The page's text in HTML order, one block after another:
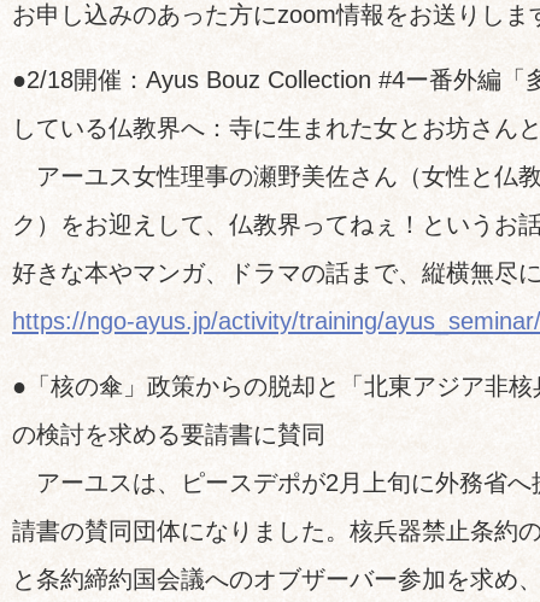
お申し込みのあった方にzoom情報をお送りしま
●2/18開催：Ayus Bouz Collection #4ー番外編「
している仏教界へ：寺に生まれた女とお坊さん
アーユス女性理事の瀬野美佐さん（女性と仏
ク）をお迎えして、仏教界ってねぇ！というお
好きな本やマンガ、ドラマの話まで、縦横無尽
https://ngo-ayus.jp/activity/training/
●「核の傘」政策からの脱却と「北東アジア非
の検討を求める要請書に賛同
アーユスは、ピースデポが2月上旬に外務省へ
請書の賛同団体になりました。核兵器禁止条約
と条約締約国会議へのオブザーバー参加を求め